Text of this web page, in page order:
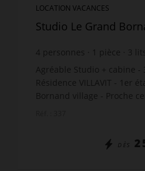
LOCATION VACANCES
Studio Le Grand
4 personnes pièce 3
Agréable Studio + cabine -
Résidence VILLAVIT - 1er
Bornand village - Proche
DÈS